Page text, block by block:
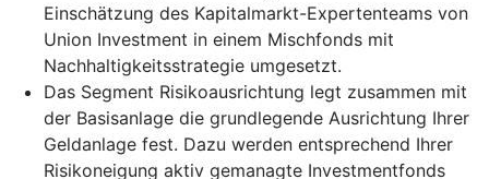
Einschätzung des Kapitalmarkt-Expertenteams von
Union Investment in einem Mischfonds mit
Nachhaltigkeitsstrategie umgesetzt.
Das Segment Risikoausrichtung legt zusammen mit
der Basisanlage die grundlegende Ausrichtung Ihrer
Geldanlage fest. Dazu werden entsprechend Ihrer
Risikoneigung aktiv gemanagte Investmentfonds